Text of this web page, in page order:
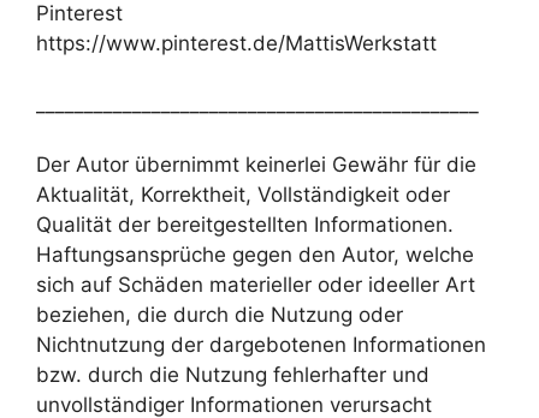
Pinterest
https://www.pinterest.de/MattisWerkstatt
Der Autor übernimmt keinerlei Gewähr für die
Aktualität, Korrektheit, Vollständigkeit oder
Qualität der bereitgestellten Informationen.
Haftungsansprüche gegen den Autor, welche
sich auf Schäden materieller oder ideeller Art
beziehen, die durch die Nutzung oder
Nichtnutzung der dargebotenen Informationen
bzw. durch die Nutzung fehlerhafter und
unvollständiger Informationen verursacht